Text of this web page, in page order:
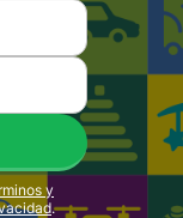
y
.